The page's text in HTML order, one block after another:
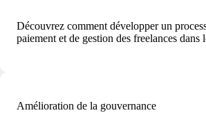
Découvrez comment développer un
paiement et de gestion des freelances dans
Amélioration de la gouvernance